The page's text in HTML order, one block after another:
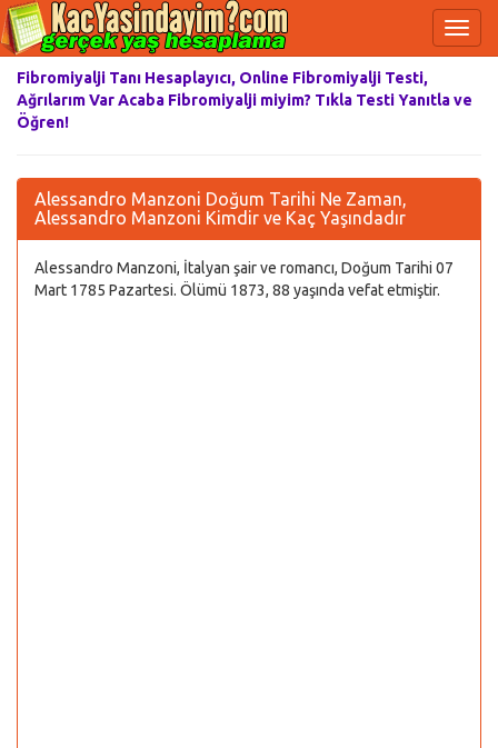
Fibromiyalji Tanı Hesaplayıcı, Online Fibromiyalji Testi,
Ağrılarım Var Acaba Fibromiyalji miyim? Tıkla Testi Yanıtla ve
Öğren!
Alessandro Manzoni Doğum Tarihi Ne Zaman,
Alessandro Manzoni Kimdir ve Kaç Yaşındadır
Alessandro Manzoni, İtalyan şair ve romancı, Doğum Tarihi 07
Mart 1785 Pazartesi. Ölümü 1873, 88 yaşında vefat etmiştir.